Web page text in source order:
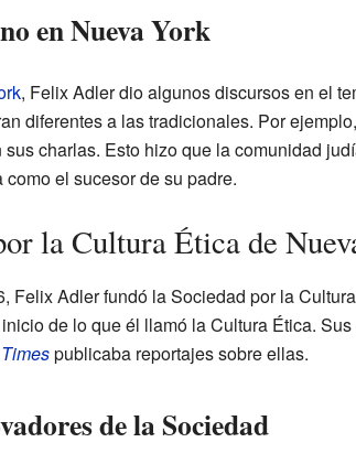
en Nueva York
, Felix Adler dio algunos discursos en el
diferentes a las tradicionales. Por
charlas. Esto hizo que la comunidad
el sucesor de su padre.
la Cultura Ética de
Felix Adler fundó la Sociedad por la
de lo que él llamó la Cultura Ética.
publicaba reportajes sobre ellas.
de la Sociedad